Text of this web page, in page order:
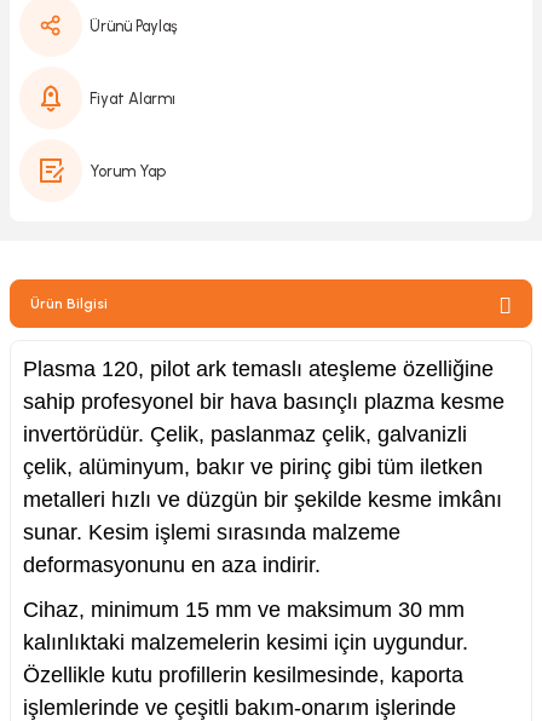
ve Bisiklet
Ürünü Paylaş
Fiyat Alarmı
Yorum Yap
Ürün Bilgisi
Plasma 120, pilot ark temaslı ateşleme özelliğine
sahip profesyonel bir hava basınçlı plazma kesme
invertörüdür. Çelik, paslanmaz çelik, galvanizli
çelik, alüminyum, bakır ve pirinç gibi tüm iletken
metalleri hızlı ve düzgün bir şekilde kesme imkânı
sunar. Kesim işlemi sırasında malzeme
deformasyonunu en aza indirir.
Cihaz, minimum 15 mm ve maksimum 30 mm
kalınlıktaki malzemelerin kesimi için uygundur.
Özellikle kutu profillerin kesilmesinde, kaporta
işlemlerinde ve çeşitli bakım-onarım işlerinde